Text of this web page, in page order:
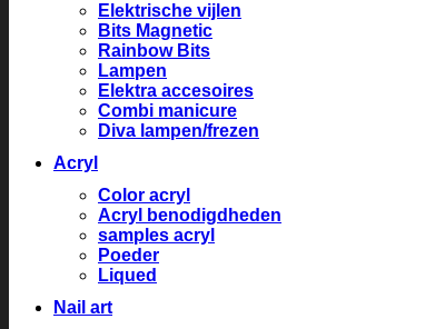
Elektrische vijlen
Bits Magnetic
Rainbow Bits
Lampen
Elektra accesoires
Combi manicure
Diva lampen/frezen
Acryl
Color acryl
Acryl benodigdheden
samples acryl
Poeder
Liqued
Nail art